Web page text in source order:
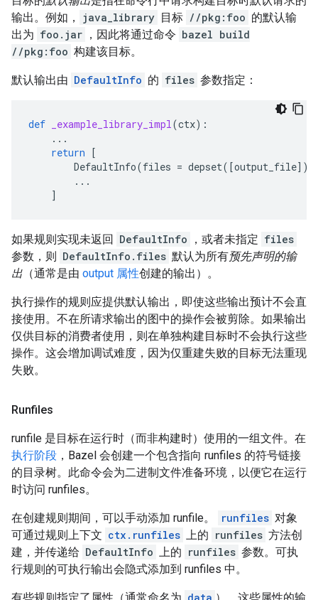
输出。例如，
java_library 目标 //pkg:foo 的默认输
出为 foo.jar ，因此将通过命令 bazel build
//pkg:foo 构建该目标。
默认输出由 DefaultInfo 的 files 参数指定：
def _example_library_impl(ctx):
...
return [
DefaultInfo(files = depset([output_file]),
...
]
如果规则实现未返回 DefaultInfo ，或者未指定 files
参数，则 DefaultInfo.files 默认为所有预先声明的输
出 （通常是由 output 属性创建的输出）。
执行操作的规则应提供默认输出，即使这些输出预计不会直
接使用。不在所请求输出的图中的操作会被剪除。如果输出
仅供目标的消费者使用，则在单独构建目标时不会执行这些
操作。这会增加调试难度，因为仅重建失败的目标无法重现
失败。
Runfiles
runfile 是目标在运行时（而非构建时）使用的一组文件。在
执行阶段 ，Bazel 会创建一个包含指向 runfiles 的符号链接
的目录树。此命令会为二进制文件准备环境，以便它在运行
时访问 runfiles。
在创建规则期间，可以手动添加 runfile。 runfiles 对象
可通过规则上下文 ctx.runfiles 上的 runfiles 方法创
建，并传递给 DefaultInfo 上的 runfiles 参数。可执
行规则的可执行输出会隐式添加到 runfiles 中。